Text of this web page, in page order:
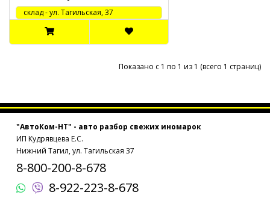
cклад - ул. Тагильская, 37
Показано с 1 по 1 из 1 (всего 1 страниц)
"АвтоКом-НТ" - авто разбор свежих иномарок
ИП Кудрявцева Е.С.
Нижний Тагил, ул. Тагильская 37
8-800-200-8-678
8-922-223-8-678